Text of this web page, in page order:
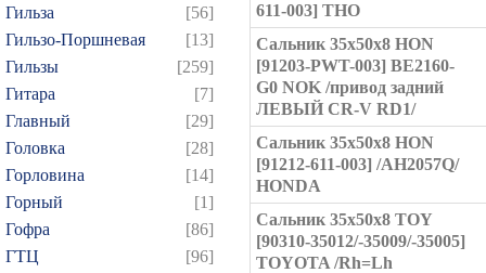
Гильза
[56]
Гильзо-Поршневая
[13]
Гильзы
[259]
Гитара
[7]
Главный
[29]
Головка
[28]
Горловина
[14]
Горный
[1]
Гофра
[86]
ГТЦ
[96]
611-003] THO
Сальник 35x50x8 HON
[91203-PWT-003] BE2160-
G0 NOK /привод задний
ЛЕВЫЙ CR-V RD1/
Сальник 35x50x8 HON
[91212-611-003] /AH2057Q/
HONDA
Сальник 35x50x8 TOY
[90310-35012/-35009/-35005]
TOYOTA /Rh=Lh